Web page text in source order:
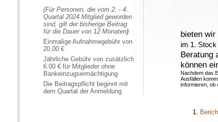
(Für Personen, die vom 2. - 4.
Quartal 2024 Mitglied geworden
sind, gilt der bisherige Beitrag
für die Dauer von 12 Monaten)
Einmalige Aufnahmegebühr von
20,00 €
Jährliche Gebühr von zusätzlich
6.00 € für Mitglieder ohne
Bankeinzugsermächtigung
Die Beitragspflicht beginnt mit
dem Quartal der Anmeldung
bieten
im 1.
Beratung
können
Nachdem das
Ausfällen
informieren, ob